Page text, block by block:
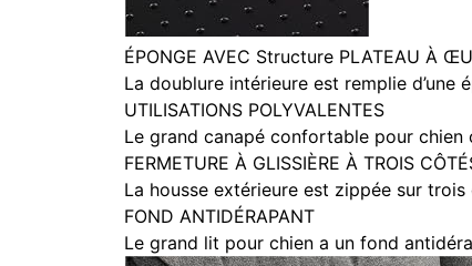
ÉPONGE AVEC Structure PLATEAU À
La doublure intérieure est remplie
UTILISATIONS POLYVALENTES
Le grand canapé confortable pour
FERMETURE À GLISSIÈRE À TROIS
La housse extérieure est zippée sur
FOND ANTIDÉRAPANT
Le grand lit pour chien a un fond